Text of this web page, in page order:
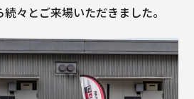
々とご来場いただきました。